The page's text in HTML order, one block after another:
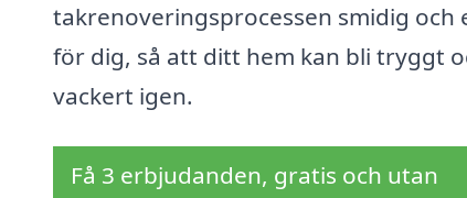
takrenoveringsprocessen smidig och
för dig, så att ditt hem kan bli tryggt
vackert igen.
Få 3 erbjudanden, gratis och utan